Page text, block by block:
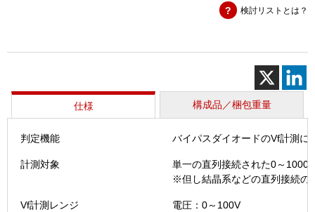
イ
ド
チ
ェ
（
N）
個
検討リストとは？
仕様 構成品／梱包重量
判定機能 バイパスダイオードのVf計測に
計測対象
単一の直列接続された0～
※但し結晶系などの直列接続の
Vf計測レンジ 電圧：0～100V